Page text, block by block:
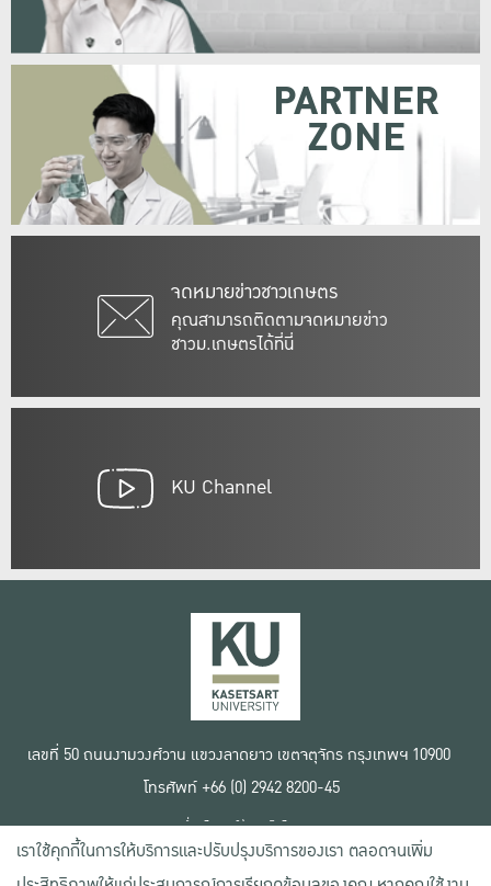
จดหมายข่าวชาวเกษตร
คุณสามารถติดตามจดหมายข่าว
ชาวม.เกษตรได้ที่นี่
PARTNER
ZONE
KU Channel
เลขที่ 50 ถนนงามวงศ์วาน แขวงลาดยาว เขตจตุจักร กรุงเทพฯ 10900
โทรศัพท์ +66 (0) 2942 8200-45
เงื่อนไขการใช้งานเว็บไซต์
ข้อตกลงด้านสิทธิ์ใช้งาน
นโยบายความเป็นส่วนตัว
เราใช้คุกกี้ในการให้บริการและปรับปรุงบริการของเรา ตลอดจนเพิ่ม